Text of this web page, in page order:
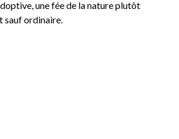
une fée de la nature plutôt
sauf ordinaire.